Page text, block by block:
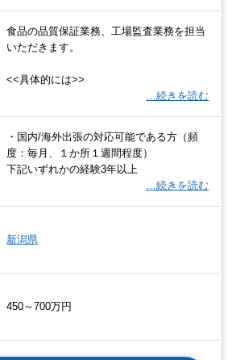
食品の品質保証業務、工場監査業務を担当
いただきます。
<<具体的には>>
…続きを読む
・国内/海外出張の対応可能である方（頻
度：毎月、１か所１週間程度）
下記いずれかの経験3年以上
…続きを読む
新潟県
450～700万円